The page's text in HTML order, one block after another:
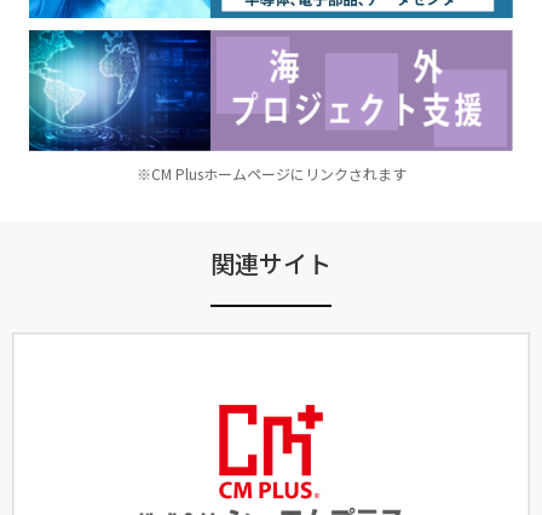
※CM Plusホームページにリンクされます
関連サイト